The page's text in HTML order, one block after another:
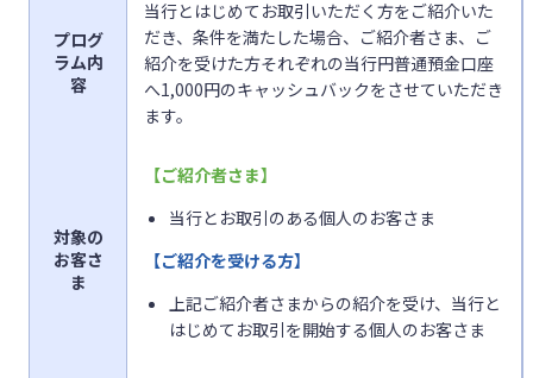
プログ
ラム内
容
当行とはじめてお取引いただく方をご紹介いた
だき、条件を満たした場合、ご紹介者さま、ご
紹介を受けた方それぞれの当行円普通預金口座
へ1,000円のキャッシュバックをさせていただき
ます。
対象の
お客さ
ま
【ご紹介者さま】
当行とお取引のある個人のお客さま
【ご紹介を受ける方】
上記ご紹介者さまからの紹介を受け、当行と
はじめてお取引を開始する個人のお客さま